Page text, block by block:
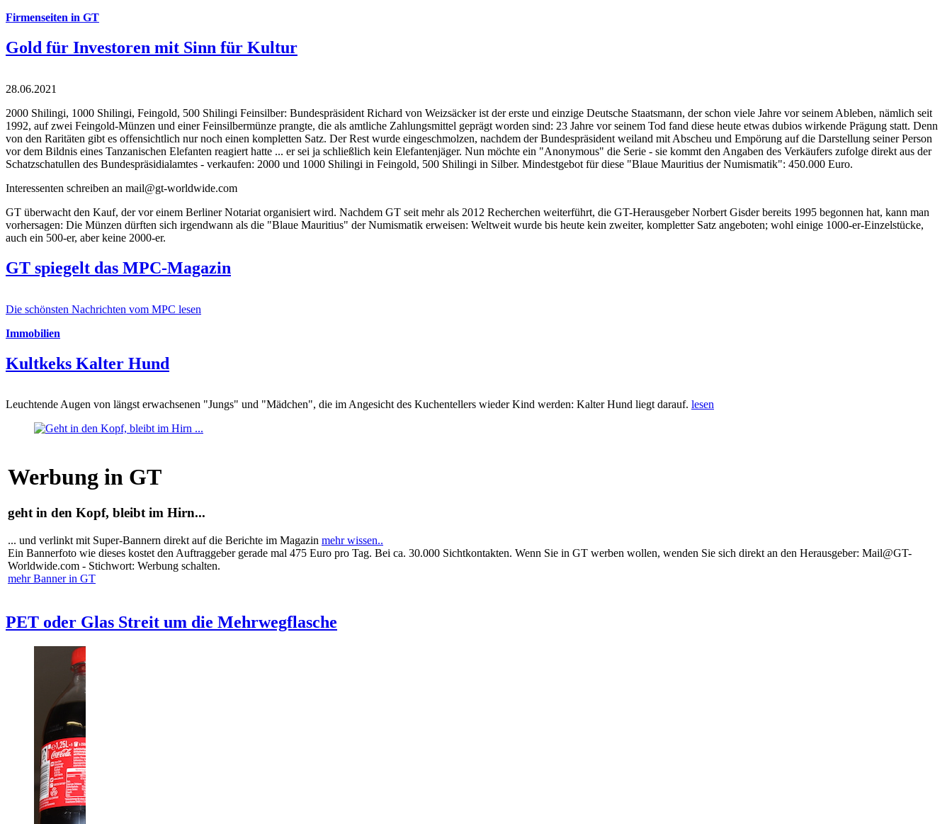
Firmenseiten in GT
Gold für Investoren mit Sinn für Kultur
28.06.2021
2000 Shilingi, 1000 Shilingi, Feingold, 500 Shilingi Feinsilber: Bundespräsident Richard von Weizsäcker ist der erste und einzige Deutsche Staatsmann, der schon viele Jahre vor seinem Ableben, nämlich seit
1992, auf zwei Feingold-Münzen und einer Feinsilbermünze prangte, die als amtliche Zahlungsmittel geprägt worden sind: 23 Jahre vor seinem Tod fand diese heute etwas dubios wirkende Prägung statt. Denn
von den Raritäten gibt es offensichtlich nur noch einen kompletten Satz. Der Rest wurde eingeschmolzen, nachdem der Bundespräsident weiland mit Abscheu und Empörung auf die Darstellung seiner Person
vor dem Bildnis eines Tanzanischen Elefanten reagiert hatte ... er sei ja schließlich kein Elefantenjäger. Nun möchte ein "Anonymous" die Serie - sie kommt den Angaben des Verkäufers zufolge direkt aus der
Schatzschatullen des Bundespräsidialamtes - verkaufen: 2000 und 1000 Shilingi in Feingold, 500 Shilingi in Silber. Mindestgebot für diese "Blaue Mauritius der Numismatik": 450.000 Euro.
Interessenten schreiben an mail@gt-worldwide.com
GT überwacht den Kauf, der vor einem Berliner Notariat organisiert wird. Nachdem GT seit mehr als 2012 Recherchen weiterführt, die GT-Herausgeber Norbert Gisder bereits 1995 begonnen hat, kann man
vorhersagen: Die Münzen dürften sich irgendwann als die "Blaue Mauritius" der Numismatik erweisen: Weltweit wurde bis heute kein zweiter, kompletter Satz angeboten; wohl einige 1000-er-Einzelstücke,
auch ein 500-er, aber keine 2000-er.
GT spiegelt das MPC-Magazin
Die schönsten Nachrichten vom MPC lesen
Immobilien
Kultkeks Kalter Hund
Leuchtende Augen von längst erwachsenen "Jungs" und "Mädchen", die im Angesicht des Kuchentellers wieder Kind werden: Kalter Hund liegt darauf. lesen
Werbung in GT
geht in den Kopf, bleibt im Hirn...
... und verlinkt mit Super-Bannern direkt auf die Berichte im Magazin mehr wissen..
Ein Bannerfoto wie dieses kostet den Auftraggeber gerade mal 475 Euro pro Tag. Bei ca. 30.000 Sichtkontakten. Wenn Sie in GT werben wollen, wenden Sie sich direkt an den Herausgeber: Mail@GT-
Worldwide.com - Stichwort: Werbung schalten.
mehr Banner in GT
PET oder Glas Streit um die Mehrwegflasche